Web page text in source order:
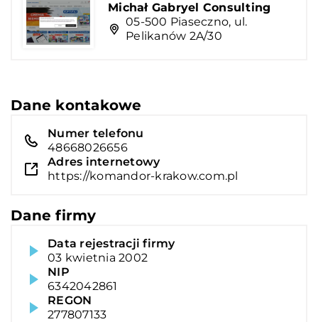
Michał Gabryel Consulting
05-500 Piaseczno, ul.
Pelikanów 2A/30
Dane kontakowe
Numer telefonu
48668026656
Adres internetowy
https://komandor-krakow.com.pl
Dane firmy
Data rejestracji firmy
03 kwietnia 2002
NIP
6342042861
REGON
277807133